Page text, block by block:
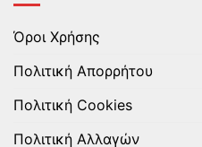
Όροι Χρήσης
Πολιτική Απορρήτου
Πολιτική Cookies
Πολιτική Αλλαγών